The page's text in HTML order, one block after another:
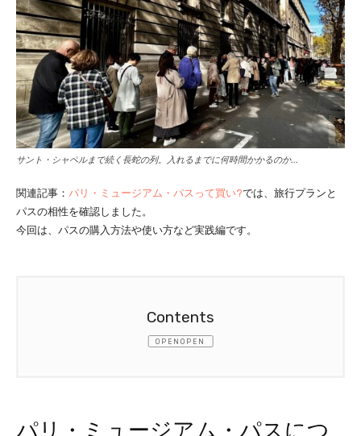
サント・シャペルまで続く長蛇の列。入れるまでに何時間かかるのか…
関連記事： パリ・ミュージアム・パスって買い?では、旅行プランと
パスの相性を確認しました。
今回は、パスの購入方法や使い方など実践編です。
OPEN
2. パリ・ミュージアム・パスの注意点
パリ・ミュージアム・パスにつ